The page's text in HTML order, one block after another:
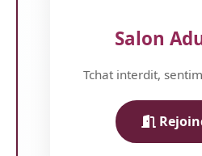
Salon
Tchat interdit,